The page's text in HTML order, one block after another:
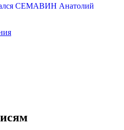
СЕМАВИН Анатолий